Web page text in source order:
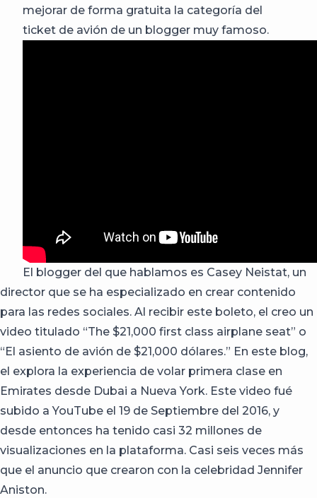
mejorar de forma gratuita la categoría del
ticket de avión de un blogger muy famoso.
El blogger del que hablamos es Casey Neistat, un
director que se ha especializado en crear contenido
para las redes sociales. Al recibir este boleto, el creo un
video titulado “The $21,000 first class airplane seat” o
“El asiento de avión de $21,000 dólares.” En este blog,
el explora la experiencia de volar primera clase en
Emirates desde Dubai a Nueva York. Este video fué
subido a YouTube el 19 de Septiembre del 2016, y
desde entonces ha tenido casi 32 millones de
visualizaciones en la plataforma. Casi seis veces más
que el anuncio que crearon con la celebridad Jennifer
Aniston.